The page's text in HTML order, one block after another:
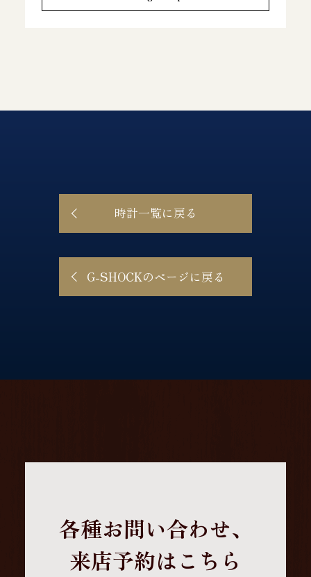
時計一覧に戻る
G-SHOCKのページに戻る
各種お問い合わせ、
来店予約はこちら